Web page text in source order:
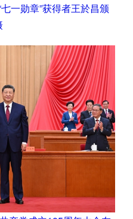
一勋章”获得者王於昌颁